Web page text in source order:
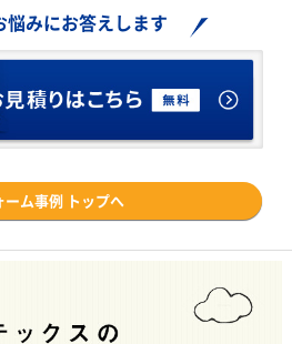
悩みにお答えします
ーム事例 トップへ